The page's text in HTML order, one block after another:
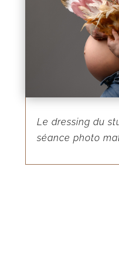
Le dressing du
séance photo